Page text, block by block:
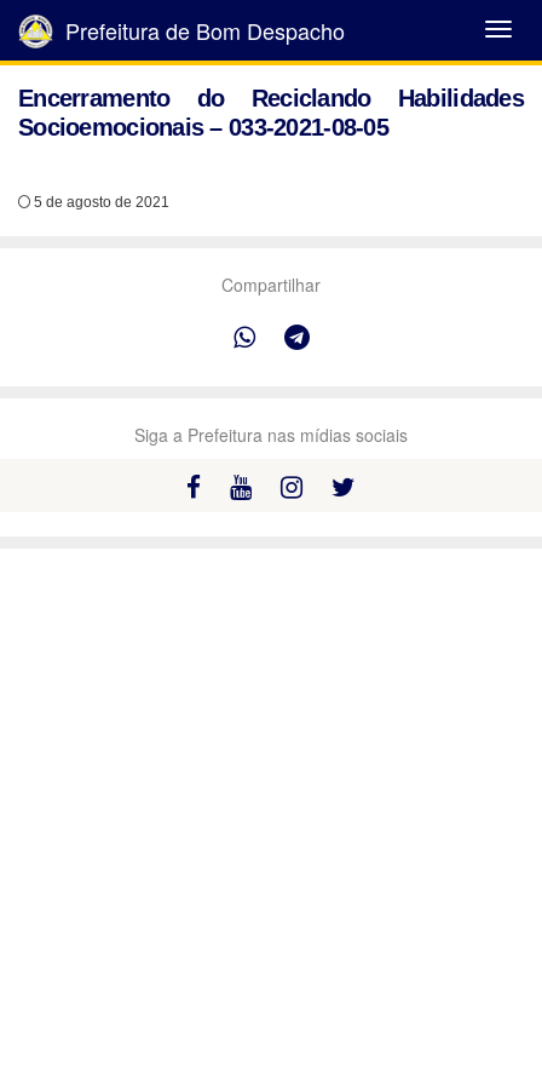
Abrir
Menu
Prefeitura de Bom Despacho
Encerramento do Reciclando Habilidades
Socioemocionais – 033-2021-08-05
5 de agosto de 2021
Compartilhar
Siga a Prefeitura nas mídias sociais